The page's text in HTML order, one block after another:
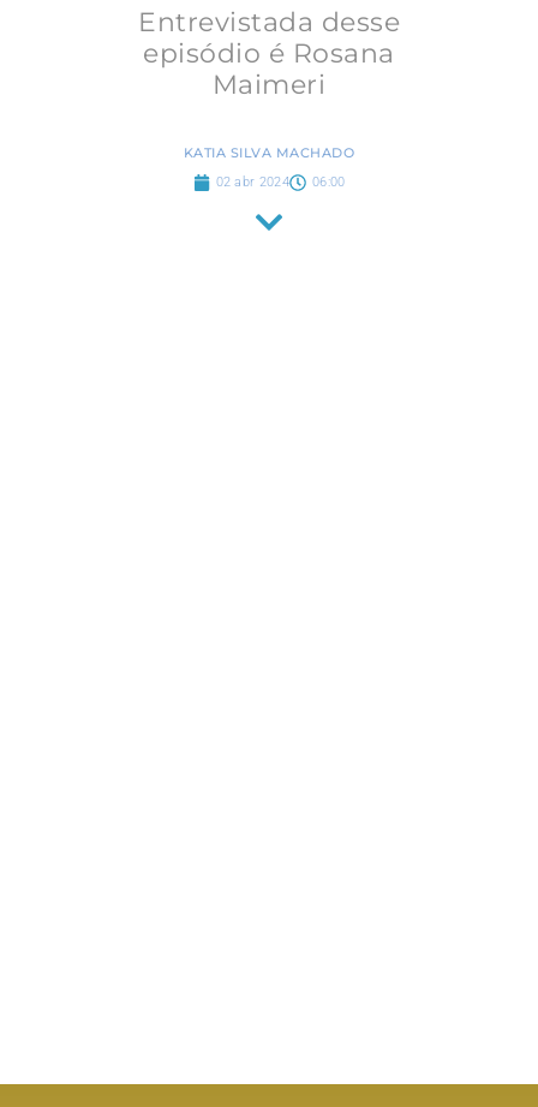
Entrevistada desse
episódio é Rosana
Maimeri
KATIA SILVA MACHADO
02 abr 2024 06:00